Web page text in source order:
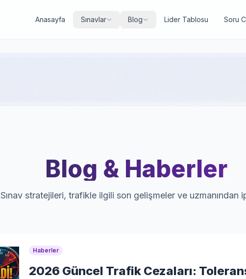
Anasayfa Sınavlar Blog Lider Tablosu Soru
Blog & Haberler
Sınav stratejileri, trafikle ilgili son gelişmeler ve uzmanından
Haberler
2026 Güncel Trafik Cezaları: